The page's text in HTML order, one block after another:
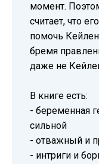
момент.
считает, что
помочь
бремя
даже не
В книге есть:
- беременная
сильной
- отважный и
- интриги и